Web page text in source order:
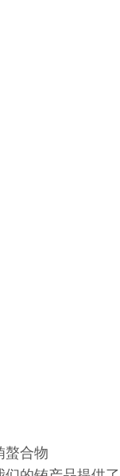
螯合物